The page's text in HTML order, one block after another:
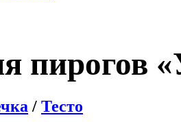
пирогов
/ Тесто